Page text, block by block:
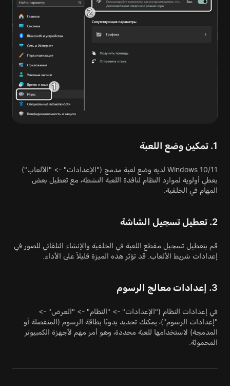
1. تمكين وضع اللعبة
Windows 10/11 لديه وضع لعبة مدمج ("الإعدادات" -> "الألعاب").
يعطي أولوية لموارد النظام لنافذة اللعبة النشطة، مع تعطيل بعض
المهام في الخلفية.
2. تعطيل تسجيل الشاشة
قم بتعطيل تسجيل مقطع اللعبة في الخلفية والإنشاء التلقائي للصور في
إعدادات شريط الألعاب. قد تؤثر هذه الميزة قليلاً على الأداء.
3. إعدادات معالج الرسوم
في إعدادات النظام ("الإعدادات" -> "النظام" -> "العرض" ->
"إعدادات الرسوم")، يمكنك تحديد يدويًا بطاقة الرسوم (المنفصلة أو
المدمجة) لاستخدامها للعبة محددة، وهو أمر مهم لأجهزة الكمبيوتر
المحمولة.